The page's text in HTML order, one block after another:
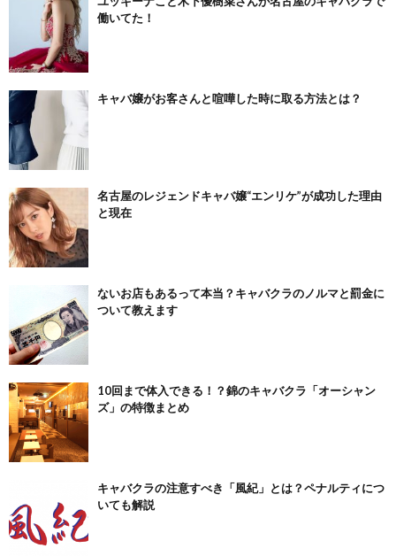
働いてた！
キャバ嬢がお客さんと喧嘩した時に取る方法とは？
名古屋のレジェンドキャバ嬢“エンリケ”が成功した理由
と現在
ないお店もあるって本当？キャバクラのノルマと罰金に
ついて教えます
10回まで体入できる！？錦のキャバクラ「オーシャン
ズ」の特徴まとめ
キャバクラの注意すべき「風紀」とは？ペナルティにつ
いても解説